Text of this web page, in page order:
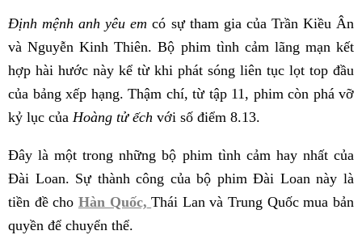
Định mệnh anh yêu em có sự tham gia của Trần Kiều Ân
và Nguyễn Kinh Thiên. Bộ phim tình cảm lãng mạn kết
hợp hài hước này kể từ khi phát sóng liên tục lọt top đầu
của bảng xếp hạng. Thậm chí, từ tập 11, phim còn phá vỡ
kỷ lục của Hoàng tử ếch với số điểm 8.13.
Đây là một trong những bộ phim tình cảm hay nhất của
Đài Loan. Sự thành công của bộ phim Đài Loan này là
tiền đề cho Hàn Quốc, Thái Lan và Trung Quốc mua bản
quyền để chuyển thể.